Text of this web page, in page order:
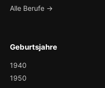
Alle Berufe →
Geburtsjahre
1940
1950